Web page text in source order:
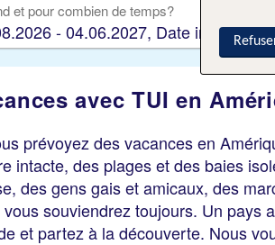
et pour combien de temps?
- 04.06.2027, Date indifférente
avec TUI en
prévoyez des vacances en
intacte, des plages et des baies
des gens gais et amicaux, des
souviendrez toujours. Un pays
et partez à la découverte. Nous